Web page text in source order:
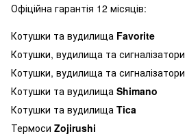
Офіційна гарантія 12 місяців:
Котушки та вудилища Favorite
Котушки, вудилища та сигналізатори
Котушки, вудилища та сигналізатори
Котушки та вудилища Shimano
Котушки та вудилища Tica
Термоси Zojirushi